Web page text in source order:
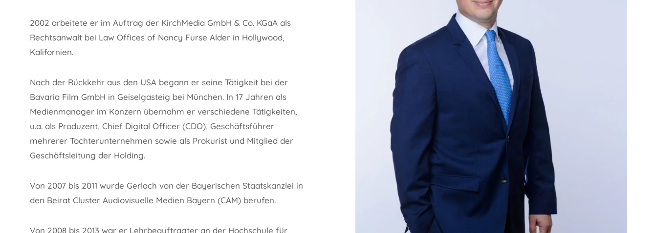
2002 arbeitete er im Auftrag der KirchMedia GmbH & Co. KGaA als
Rechtsanwalt bei Law Offices of Nancy Furse Alder in Hollywood,
Kalifornien.
Nach der Rückkehr aus den USA begann er seine Tätigkeit bei der
Bavaria Film GmbH in Geiselgasteig bei München. In 17 Jahren als
Medienmanager im Konzern übernahm er verschiedene Tätigkeiten,
u.a. als Produzent, Chief Digital Officer (CDO), Geschäftsführer
mehrerer Tochterunternehmen sowie als Prokurist und Mitglied der
Geschäftsleitung der Holding.
Von 2007 bis 2011 wurde Gerlach von der Bayerischen Staatskanzlei in
den Beirat Cluster Audiovisuelle Medien Bayern (CAM) berufen.
Von 2008 bis 2013 war er Lehrbeauftragter an der Hochschule für